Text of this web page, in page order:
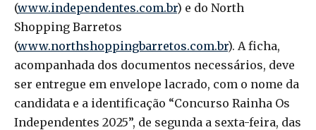
(www.independentes.com.br) e do North
Shopping Barretos
(www.northshoppingbarretos.com.br). A ficha,
acompanhada dos documentos necessários, deve
ser entregue em envelope lacrado, com o nome da
candidata e a identificação “Concurso Rainha Os
Independentes 2025”, de segunda a sexta-feira, das